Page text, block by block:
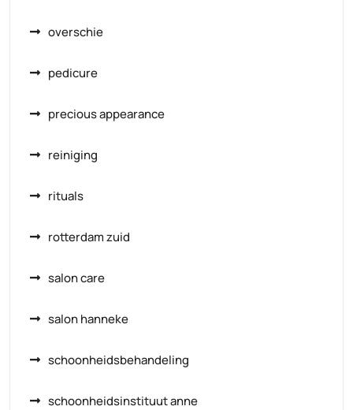
overschie
pedicure
precious appearance
reiniging
rituals
rotterdam zuid
salon care
salon hanneke
schoonheidsbehandeling
schoonheidsinstituut anne